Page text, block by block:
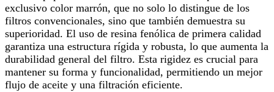
exclusivo color marrón, que no solo lo distingue de los
filtros convencionales, sino que también demuestra su
superioridad. El uso de resina fenólica de primera calidad
garantiza una estructura rígida y robusta, lo que aumenta la
durabilidad general del filtro. Esta rigidez es crucial para
mantener su forma y funcionalidad, permitiendo un mejor
flujo de aceite y una filtración eficiente.